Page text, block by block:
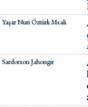
Yaşar Nuri Öztürk Meali
Sardorxon Jahongir